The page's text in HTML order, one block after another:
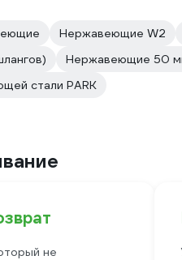
Нержавеющие W2
Нержавеющие 50
стали PARK
не